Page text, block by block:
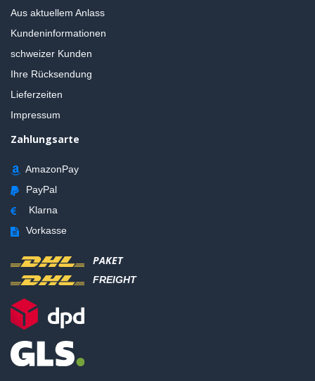
Aus aktuellem Anlass
Kundeninformationen
schweizer Kunden
Ihre Rücksendung
Lieferzeiten
Impressum
Zahlungsarte
AmazonPay
PayPal
Klarna
Vorkasse
PAKET
FREIGHT